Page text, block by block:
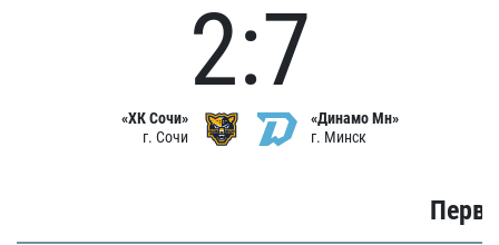
«ХК Сочи»
г. Сочи
2:7
«Динамо Мн»
г. Минск